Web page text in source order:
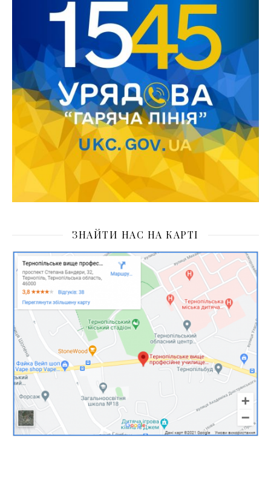
ЗНАЙТИ НАС НА КАРТІ